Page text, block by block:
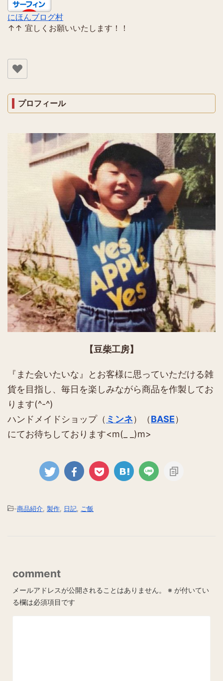
にほんブログ村
↑↑ 宜しくお願いいたします！！
プロフィール
【豆柴工房】
『また会いたいな』とお客様に思っていただける雑
貨を目指し、毎日を楽しみながら商品を作製してお
ります(^-^)
ハンドメイドショップ（ ミンネ）（BASE）
にてお待ちしております<m(_ _)m>
-商品紹介 製作 日記 ご飯
comment
メールアドレスが公開されることはありません。 ※ が付いてい
る欄は必須項目です